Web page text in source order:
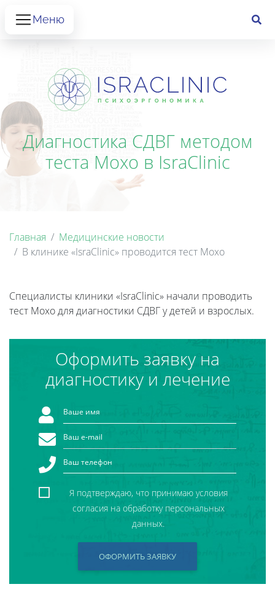
Меню
Диагностика СДВГ методом
теста Moxo в IsraClinic
Главная
Медицинские новости
В клинике «IsraClinic» проводится тест Moxo
Специалисты клиники «IsraClinic» начали проводить
тест Moxo для диагностики СДВГ у детей и взрослых.
Оформить заявку на
диагностику и лечение
Я подтверждаю, что принимаю условия
согласия на обработку персональных
данных.
ОФОРМИТЬ ЗАЯВКУ